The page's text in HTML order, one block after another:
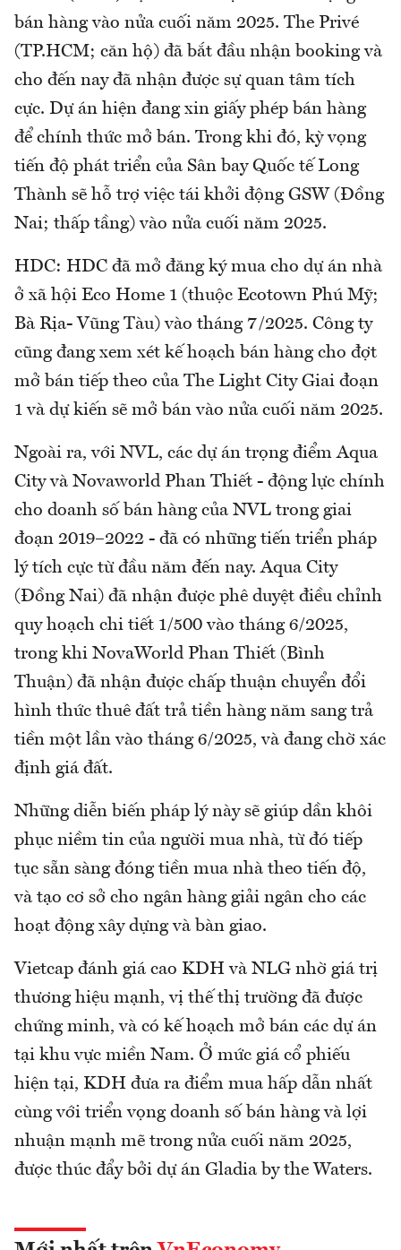
bán hàng vào nửa cuối năm 2025. The Privé
(TP.HCM; căn hộ) đã bắt đầu nhận booking và
cho đến nay đã nhận được sự quan tâm tích
cực. Dự án hiện đang xin giấy phép bán hàng
để chính thức mở bán. Trong khi đó, kỳ vọng
tiến độ phát triển của Sân bay Quốc tế Long
Thành sẽ hỗ trợ việc tái khởi động GSW (Đồng
Nai; thấp tầng) vào nửa cuối năm 2025.
HDC: HDC đã mở đăng ký mua cho dự án nhà
ở xã hội Eco Home 1 (thuộc Ecotown Phú Mỹ;
Bà Rịa- Vũng Tàu) vào tháng 7/2025. Công ty
cũng đang xem xét kế hoạch bán hàng cho đợt
mở bán tiếp theo của The Light City Giai đoạn
1 và dự kiến sẽ mở bán vào nửa cuối năm 2025.
Ngoài ra, với NVL, các dự án trọng điểm Aqua
City và Novaworld Phan Thiết - động lực chính
cho doanh số bán hàng của NVL trong giai
đoạn 2019–2022 - đã có những tiến triển pháp
lý tích cực từ đầu năm đến nay. Aqua City
(Đồng Nai) đã nhận được phê duyệt điều chỉnh
quy hoạch chi tiết 1/500 vào tháng 6/2025,
trong khi NovaWorld Phan Thiết (Bình
Thuận) đã nhận được chấp thuận chuyển đổi
hình thức thuê đất trả tiền hàng năm sang trả
tiền một lần vào tháng 6/2025, và đang chờ xác
định giá đất.
Những diễn biến pháp lý này sẽ giúp dần khôi
phục niềm tin của người mua nhà, từ đó tiếp
tục sẵn sàng đóng tiền mua nhà theo tiến độ,
và tạo cơ sở cho ngân hàng giải ngân cho các
hoạt động xây dựng và bàn giao.
Vietcap đánh giá cao KDH và NLG nhờ giá trị
thương hiệu mạnh, vị thế thị trường đã được
chứng minh, và có kế hoạch mở bán các dự án
tại khu vực miền Nam. Ở mức giá cổ phiếu
hiện tại, KDH đưa ra điểm mua hấp dẫn nhất
cùng với triển vọng doanh số bán hàng và lợi
nhuận mạnh mẽ trong nửa cuối năm 2025,
được thúc đẩy bởi dự án Gladia by the Waters.